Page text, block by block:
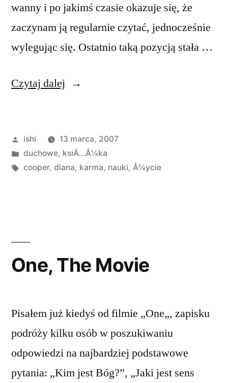
wanny i po jakimś czasie okazuje się, że
zaczynam ją regularnie czytać, jednocześnie
wylegując się. Ostatnio taką pozycją stała …
Czytaj dalej „Duchowe
Opublikowane
przez
ishi
13 marca, 2007
Opublikowano
w
duchowe, ksiÄ…Å¼ka
Tagi:
cooper, diana, karma, nauki, Å¼ycie
One, The Movie
Pisałem już kiedyś od filmie „One„, zapisku
podróży kilku osób w poszukiwaniu
odpowiedzi na najbardziej podstawowe
pytania: „Kim jest Bóg?”, „Jaki jest sens